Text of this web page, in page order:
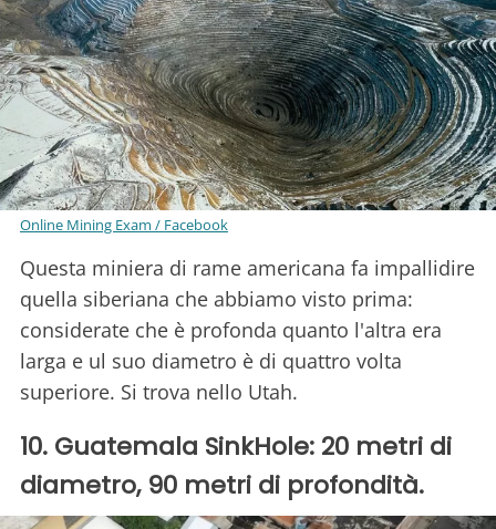
Online Mining Exam / Facebook
Questa miniera di rame americana fa impallidire
quella siberiana che abbiamo visto prima:
considerate che è profonda quanto l'altra era
larga e ul suo diametro è di quattro volta
superiore. Si trova nello Utah.
10. Guatemala SinkHole: 20 metri di
diametro, 90 metri di profondità.